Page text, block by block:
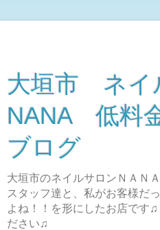
大垣市 ネイ
NANA 低料
ブログ
大垣市のネイルサロンＮＡＮ
スタッフ達と、私がお客様だ
よね！！を形にしたお店です
ださい♫